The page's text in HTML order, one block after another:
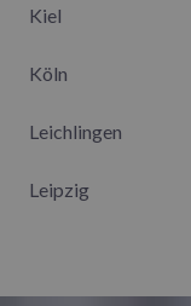
Kiel
Köln
Leichlingen
Leipzig